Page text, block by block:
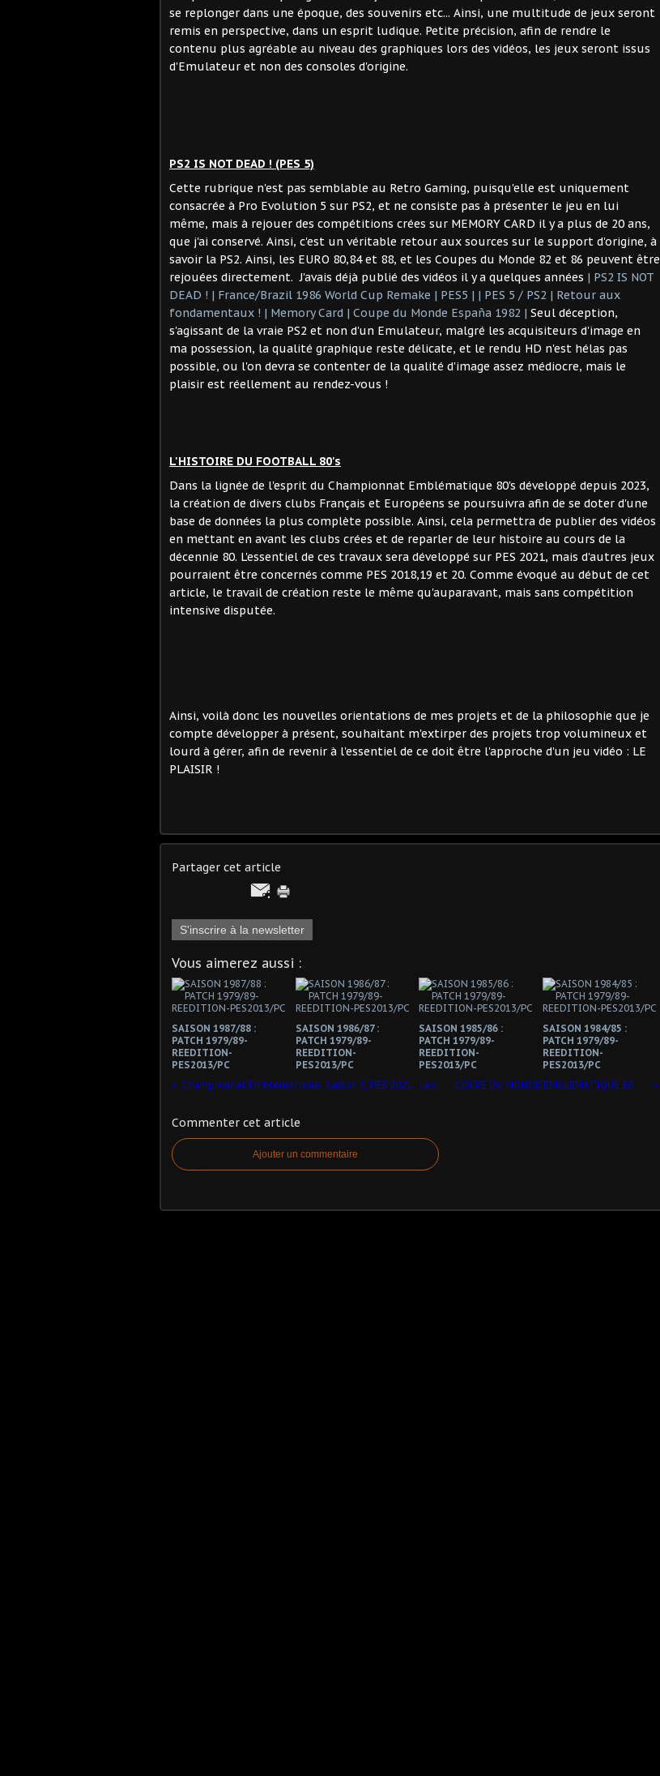
se replonger dans une époque, des souvenirs etc... Ainsi, une multitude de jeux seront
remis en perspective, dans un esprit ludique. Petite précision, afin de rendre le
contenu plus agréable au niveau des graphiques lors des vidéos, les jeux seront issus
d'Emulateur et non des consoles d'origine.
PS2 IS NOT DEAD ! (PES 5)
Cette rubrique n'est pas semblable au Retro Gaming, puisqu'elle est uniquement
consacrée à Pro Evolution 5 sur PS2, et ne consiste pas à présenter le jeu en lui
même, mais à rejouer des compétitions crées sur MEMORY CARD il y a plus de 20 ans,
que j'ai conservé. Ainsi, c'est un véritable retour aux sources sur le support d'origine, à
savoir la PS2. Ainsi, les EURO 80,84 et 88, et les Coupes du Monde 82 et 86 peuvent être
rejouées directement. J'avais déjà publié des vidéos il y a quelques années | PS2 IS NOT
DEAD ! | France/Brazil 1986 World Cup Remake | PES5 | | PES 5 / PS2 | Retour aux
fondamentaux ! | Memory Card | Coupe du Monde España 1982 | Seul déception,
s'agissant de la vraie PS2 et non d'un Emulateur, malgré les acquisiteurs d'image en
ma possession, la qualité graphique reste délicate, et le rendu HD n'est hélas pas
possible, ou l'on devra se contenter de la qualité d'image assez médiocre, mais le
plaisir est réellement au rendez-vous !
L'HISTOIRE DU FOOTBALL 80's
Dans la lignée de l'esprit du Championnat Emblématique 80's développé depuis 2023,
la création de divers clubs Français et Européens se poursuivra afin de se doter d'une
base de données la plus complète possible. Ainsi, cela permettra de publier des vidéos
en mettant en avant les clubs crées et de reparler de leur histoire au cours de la
décennie 80. L'essentiel de ces travaux sera développé sur PES 2021, mais d'autres jeux
pourraient être concernés comme PES 2018,19 et 20. Comme évoqué au début de cet
article, le travail de création reste le même qu'auparavant, mais sans compétition
intensive disputée.
Ainsi, voilà donc les nouvelles orientations de mes projets et de la philosophie que je
compte développer à présent, souhaitant m'extirper des projets trop volumineux et
lourd à gérer, afin de revenir à l'essentiel de ce doit être l'approche d'un jeu vidéo : LE
PLAISIR !
Partager cet article
S'inscrire à la newsletter
Vous aimerez aussi :
SAISON 1987/88 :
PATCH 1979/89-
REEDITION-
PES2013/PC
SAISON 1986/87 :
PATCH 1979/89-
REEDITION-
PES2013/PC
SAISON 1985/86 :
PATCH 1979/89-
REEDITION-
PES2013/PC
SAISON 1984/85 :
PATCH 1979/89-
REEDITION-
PES2013/PC
Championnat Emblématique, Saison 3, PES 2021 : Les visages, vignettes Panini (3) !
COUPE DU MONDE EMBLEMATIQUE 80's : LE TIRAGE AU SORT !
Commenter cet article
Ajouter un commentaire